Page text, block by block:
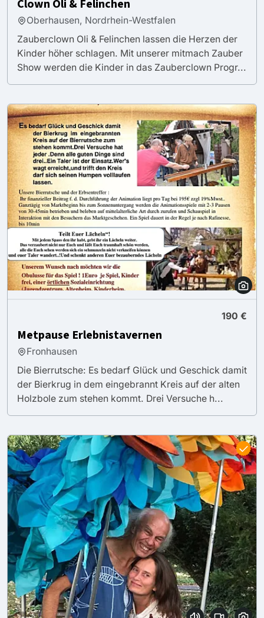
Clown Oli & Felinchen
Oberhausen, Nordrhein-Westfalen
Zauberclown Oli & Felinchen lassen die Herzen der
Kinder höher schlagen. Mit unserer mitmach Zauber
Show werden die Kinder in das Zauberclown Progr...
190 €
Metpause Erlebnistavernen
Fronhausen
Die Bierrutsche: Es bedarf Glück und Geschick damit
der Bierkrug in dem eingebrannt Kreis auf der alten
Holzbole zum stehen kommt. Drei Versuche h...